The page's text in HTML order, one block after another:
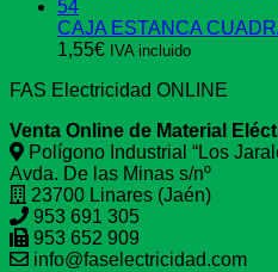
CAJA ESTANCA
1,55€ IVA incluido
FAS Electricidad ONLINE
Venta Online de Material
Polígono Industrial “Los
Avda. De las Minas s/nº
23700 Linares (Jaén)
953 691 305
953 652 909
info@faselectricidad.com